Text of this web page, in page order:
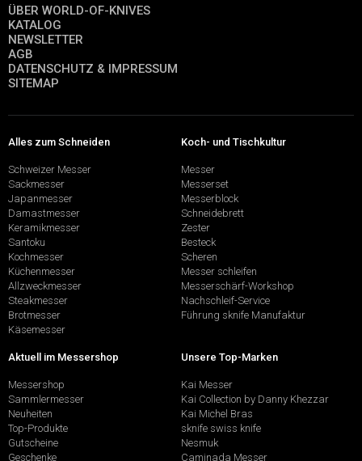
ÜBER WORLD-OF-KNIVES
KATALOG
NEWSLETTER
AGB
DATENSCHUTZ & IMPRESSUM
SITEMAP
Alles zum Schneiden
Schweizer Messer
Sackmesser
Japanmesser
Damastmesser
Keramikmesser
Santoku
Kochmesser
Küchenmesser
Allzweckmesser
Steakmesser
Brotmesser
Käsemesser
Koch- und Tischkultur
Messer
Messerset
Messerblock
Schneidebrett
Zester
Besteck
Scheren
Messer schleifen
Messerschärf-Workshop
Nachschleif-Service
Führung sknife Manufaktur
Aktuell im Messershop
Messershop
Sammlermesser
Neuheiten
Top-Produkte
Gutscheine
Geschenke
Unsere Top-Marken
Kai Messer
Kai Collection by Danny Khezzar
Kai Michel Bras
sknife swiss knife
Nesmuk
Caminada Messer